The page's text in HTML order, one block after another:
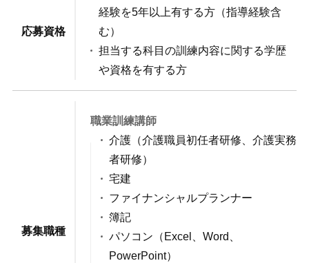
応募資格
経験を5年以上有する方（指導経験含
む）
担当する科目の訓練内容に関する学歴
や資格を有する方
募集職種
職業訓練講師
介護（介護職員初任者研修、介護実務
者研修）
宅建
ファイナンシャルプランナー
簿記
パソコン（Excel、Word、
PowerPoint）